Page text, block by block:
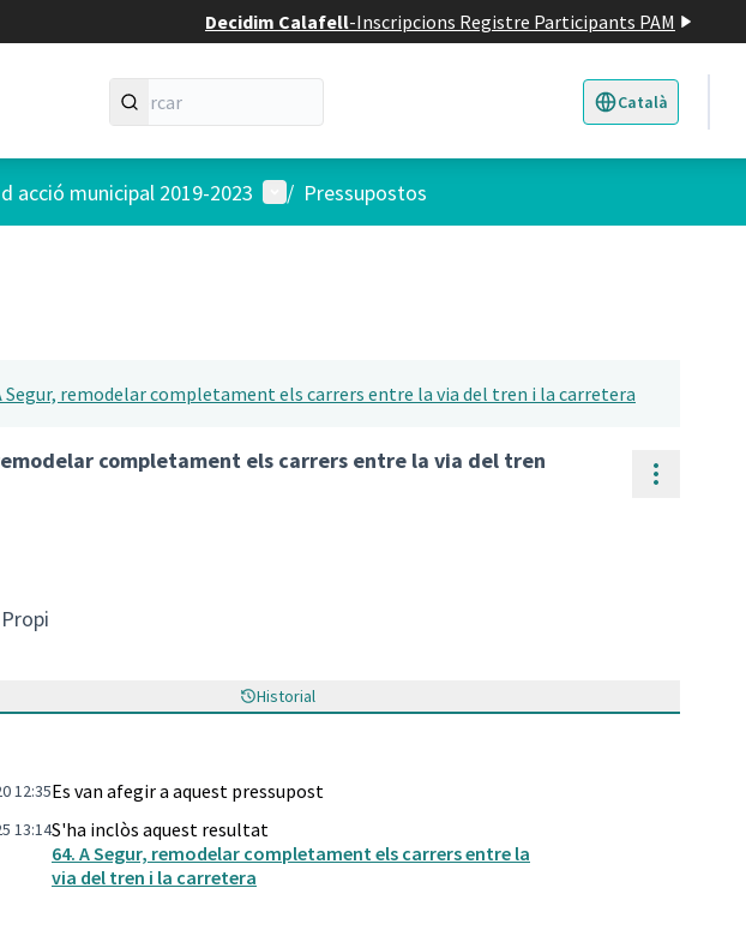
Decidim Calafell-Inscripcions Registre Participants PAM
Català
Triar la llengua
acció municipal 2019-2023 Menú d'usuari
/ Pressupostos
Segur, remodelar completament els carrers entre la via del tren i la carretera
completament els carrers entre la via del tren
Historial
12:35Es van afegir a aquest pressupost
13:14S'ha inclòs aquest resultat
64. A Segur, remodelar completament els carrers entre la
via del tren i la carretera